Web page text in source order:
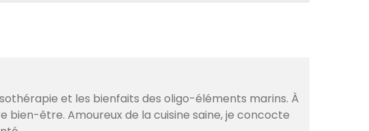
et les bienfaits des oligo-éléments marins. À
être. Amoureux de la cuisine saine, je concocte